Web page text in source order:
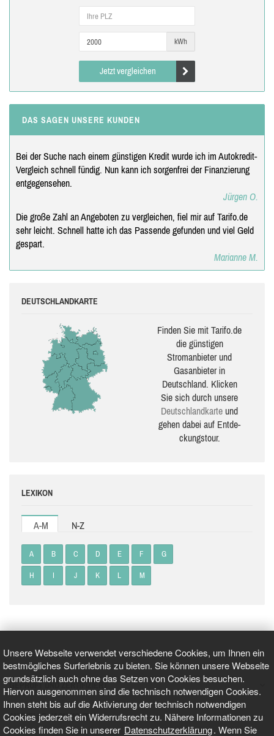
Unsere Webseite verwendet verschiedene Cookies, um Ihnen ein
bestmögliches Surferlebnis zu bieten. Sie können unsere Webseite
grundsätzlich auch ohne das Setzen von Cookies besuchen.
Hiervon ausgenommen sind die technisch notwendigen Cookies.
Ihnen steht bis auf die Aktivierung der technisch notwendigen
Cookies jederzeit ein Widerrufsrecht zu. Nähere Informationen zu
Cookies finden Sie in unserer Datenschutzerklärung. Wenn Sie
kWh
Jetzt vergleichen
DAS SAGEN UNSERE KUNDEN
Bei der Suche nach einem günstigen Kredit wurde ich im Autokredit-
Vergleich schnell fündig. Nun kann ich sorgenfrei der Finanzierung
entgegensehen.
Jürgen O.
Die große Zahl an Angeboten zu vergleichen, fiel mir auf Tarifo.de
sehr leicht. Schnell hatte ich das Passende gefunden und viel Geld
gespart.
Marianne M.
DEUTSCHLANDKARTE
Finden Sie mit Tarifo.de
die güns­ti­gen
Stromanbieter und
Gasanbieter in
Deutschland. Klicken
Sie sich durch unsere
Deutsch­land­karte und
gehen dabei auf Ent­de­
ckungs­tour.
LEXIKON
A-M N-Z
A B C D E F G
H I J K L M
GEPRÜFT UND ZERTIFIZIERT
AKTUELLE NACHRICHTEN